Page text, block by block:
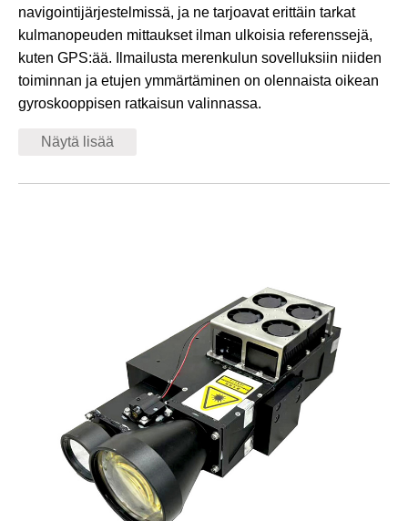
navigointijärjestelmissä, ja ne tarjoavat erittäin tarkat
kulmanopeuden mittaukset ilman ulkoisia referenssejä,
kuten GPS:ää. Ilmailusta merenkulun sovelluksiin niiden
toiminnan ja etujen ymmärtäminen on olennaista oikean
gyroskooppisen ratkaisun valinnassa.
Näytä lisää